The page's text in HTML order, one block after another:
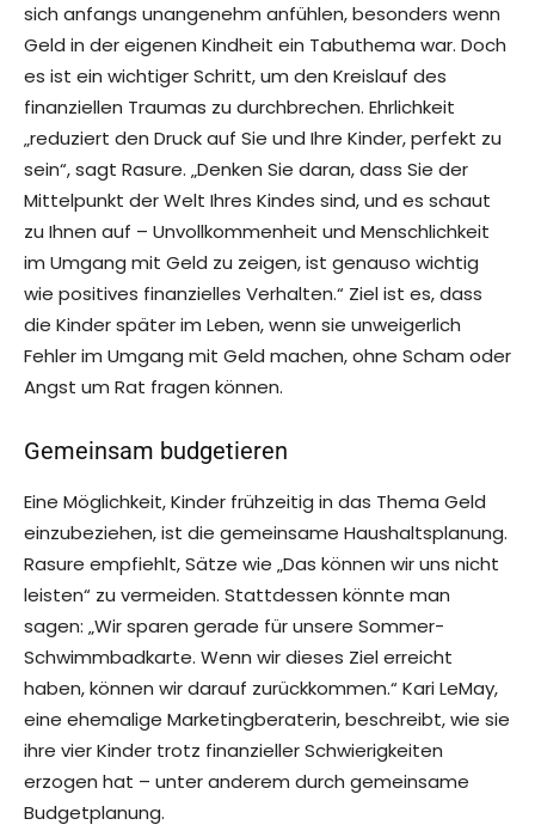
sich anfangs unangenehm anfühlen, besonders wenn
Geld in der eigenen Kindheit ein Tabuthema war. Doch
es ist ein wichtiger Schritt, um den Kreislauf des
finanziellen Traumas zu durchbrechen. Ehrlichkeit
„reduziert den Druck auf Sie und Ihre Kinder, perfekt zu
sein“, sagt Rasure. „Denken Sie daran, dass Sie der
Mittelpunkt der Welt Ihres Kindes sind, und es schaut
zu Ihnen auf – Unvollkommenheit und Menschlichkeit
im Umgang mit Geld zu zeigen, ist genauso wichtig
wie positives finanzielles Verhalten.“ Ziel ist es, dass
die Kinder später im Leben, wenn sie unweigerlich
Fehler im Umgang mit Geld machen, ohne Scham oder
Angst um Rat fragen können.
Gemeinsam budgetieren
Eine Möglichkeit, Kinder frühzeitig in das Thema Geld
einzubeziehen, ist die gemeinsame Haushaltsplanung.
Rasure empfiehlt, Sätze wie „Das können wir uns nicht
leisten“ zu vermeiden. Stattdessen könnte man
sagen: „Wir sparen gerade für unsere Sommer-
Schwimmbadkarte. Wenn wir dieses Ziel erreicht
haben, können wir darauf zurückkommen.“ Kari LeMay,
eine ehemalige Marketingberaterin, beschreibt, wie sie
ihre vier Kinder trotz finanzieller Schwierigkeiten
erzogen hat – unter anderem durch gemeinsame
Budgetplanung.